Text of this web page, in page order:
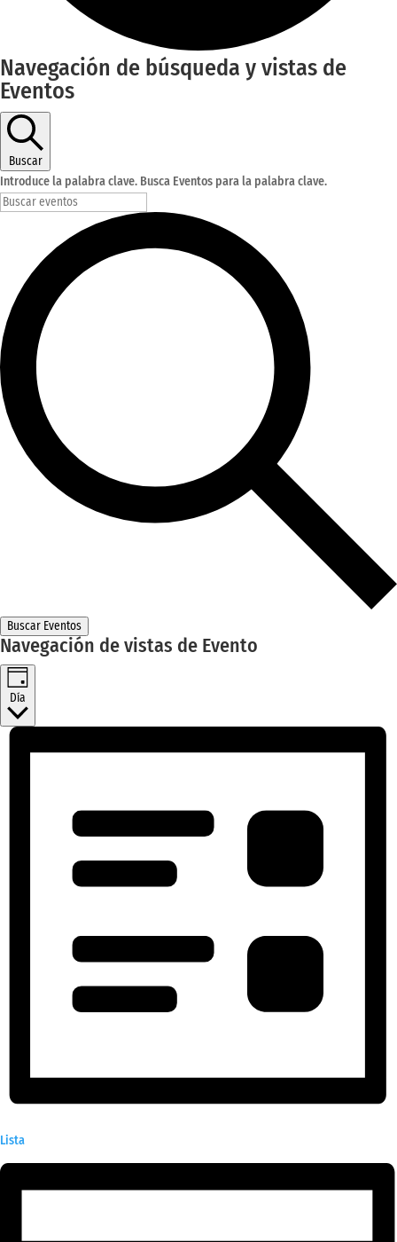
Eventos
para
17
17America/Bogota
mayo
17America/Bogota
Navegación de búsqueda y vistas de
Eventos
Buscar
Introduce la palabra clave. Busca Eventos para la palabra clave.
Buscar Eventos
Navegación de vistas de Evento
Día
Lista